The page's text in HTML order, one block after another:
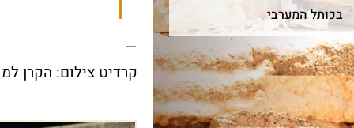
בכותל המערבי
—
קרדיט צילום: הקרן